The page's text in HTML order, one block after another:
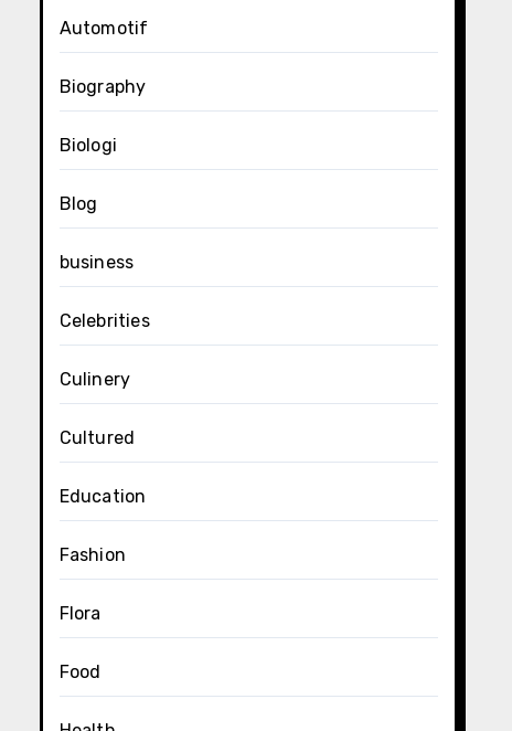
Automotif
Biography
Biologi
Blog
business
Celebrities
Culinery
Cultured
Education
Fashion
Flora
Food